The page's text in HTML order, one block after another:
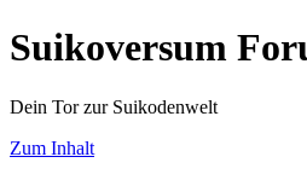
Suikoversum
Dein Tor zur Suikodenwelt
Zum Inhalt